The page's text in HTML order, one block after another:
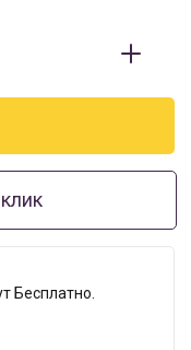
Бесплатно.